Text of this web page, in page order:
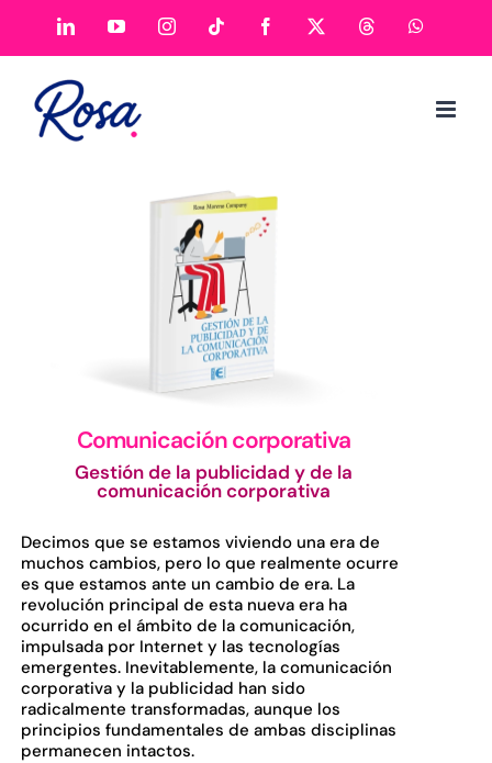
Comunicación corporativa
Gestión de la publicidad y de la
comunicación corporativa
Decimos que se estamos viviendo una era de
muchos cambios, pero lo que realmente ocurre
es que estamos ante un cambio de era. La
revolución principal de esta nueva era ha
ocurrido en el ámbito de la comunicación,
impulsada por Internet y las tecnologías
emergentes. Inevitablemente, la comunicación
corporativa y la publicidad han sido
radicalmente transformadas, aunque los
principios fundamentales de ambas disciplinas
permanecen intactos.